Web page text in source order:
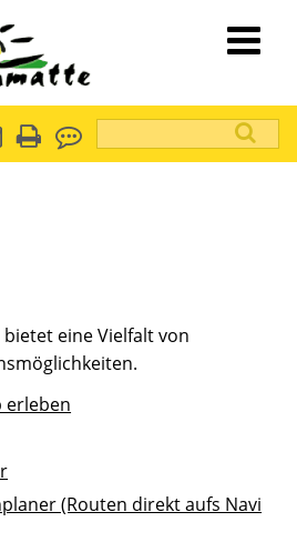
Suchbegriffe
bietet eine Vielfalt von
erleben
(Routen direkt aufs Navi